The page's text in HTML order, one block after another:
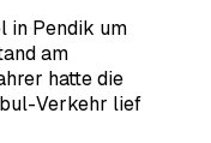
in Pendik um
am
hatte die
Verkehr lief